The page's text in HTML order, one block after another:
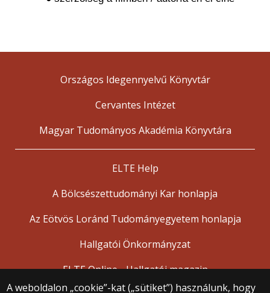
A weboldalon „cookie”-kat („sütiket”) használunk, hogy
Országos Idegennyelvű Könyvtár
Cervantes Intézet
Magyar Tudományos Akadémia Könyvtára
ELTE Help
A Bölcsészettudományi Kar honlapja
Az Eötvös Loránd Tudományegyetem honlapja
Hallgatói Önkormányzat
ELTE Online - Hallgatói magazin